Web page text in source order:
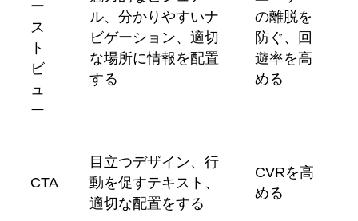
ー
ス
ト
ビ
ュ
ー
ル、分かりやすいナ
ビゲーション、適切
な場所に情報を配置
する
の離脱を
防ぐ、回
遊率を高
める
CTA
目立つデザイン、行
動を促すテキスト、
適切な配置をする
CVRを高
める